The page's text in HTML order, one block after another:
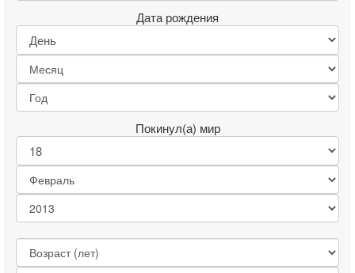
Дата рождения
Покинул(а) мир